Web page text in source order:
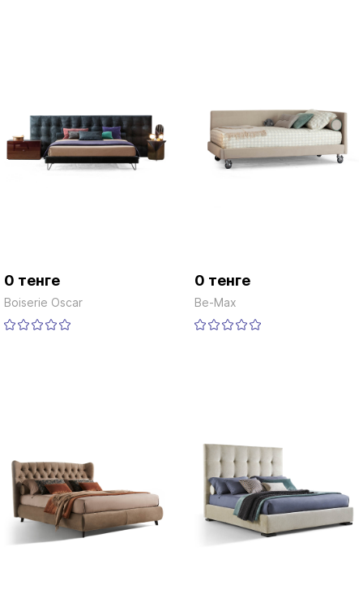
0 тенге
Boiserie Oscar
0 тенге
Be-Max